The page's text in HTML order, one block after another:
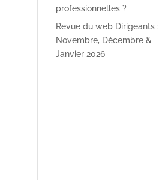
professionnelles ?
Revue du web Dirigeants :
Novembre, Décembre &
Janvier 2026